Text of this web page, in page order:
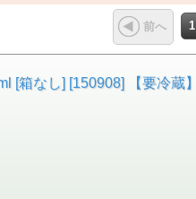
前へ 1
[箱なし] [150908] 【要冷蔵】